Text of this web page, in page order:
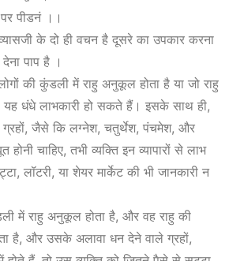
पर पीडनं ।।
के दो ही वचन है दूसरे का उपकार करना
पाप है ।
की कुंडली में राहु अनुकूल होता है या जो राहु
यह धंधे लाभकारी हो सकते हैं। इसके साथ ही,
जैसे कि लग्नेश, चतुर्थेश, पंचमेश, और
होनी चाहिए, तभी व्यक्ति इन व्यापारों से लाभ
लॉटरी, या शेयर मार्केट की भी जानकारी न
में राहु अनुकूल होता है, और वह राहु की
है, और उसके अलावा धन देने वाले ग्रहों,